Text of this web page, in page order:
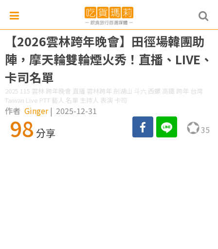
【2026雲林跨年晚會】田徑場韓團助
陣，摩天輪雙輪煙火秀！直播、LIVE、
卡司名單
2025 115 雲林 跨年晚會 直播 雲林跨年 劍湖山 斗六 西螺 高鐵 跨年 台灣
Taiwan Live PTT 藝人 名單 主持人 表演 卡司
作者 Ginger| 2025-12-31
98 分享 35